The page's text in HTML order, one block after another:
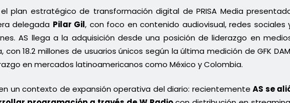
plan estratégico de transformación digital de PRISA Media
delegada Pilar Gil, con foco en contenido audiovisual, redes sociales
AS llega a la adquisición desde una posición de liderazgo en
18.2 millones de usuarios únicos según la última medición de GFK
en mercados latinoamericanos como México y Colombia.
un contexto de expansión operativa del diario: recientementeAS se